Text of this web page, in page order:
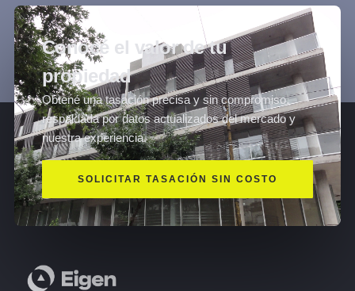
Conocé el valor de tu
propiedad
Obtené una tasación precisa y sin compromiso,
respaldada por datos actualizados del mercado y
nuestra experiencia.
SOLICITAR TASACIÓN SIN COSTO